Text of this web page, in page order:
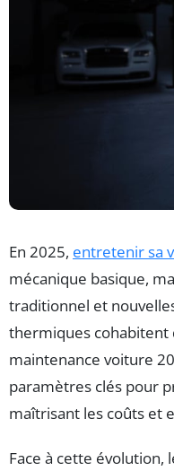
En 2025, entretenir sa
mécanique basique,
traditionnel et
thermiques cohabitent
maintenance voiture
paramètres clés pour
maîtrisant les coûts et
Face à cette évolution,